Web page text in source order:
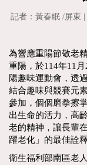
記者：黃春眠 /屏東 |
為響應重陽節敬老
重陽，於114年11
陽趣味運動會，透
結合趣味與競賽元
參加，個個磨拳擦
出生命的活力，高
老的精神，讓長輩
躍老化」的最佳詮釋
衛生福利部南區老